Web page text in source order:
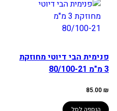
פנימית הבי דיוטי מחוזקת
3 מ"מ 80/100-21
85.00₪